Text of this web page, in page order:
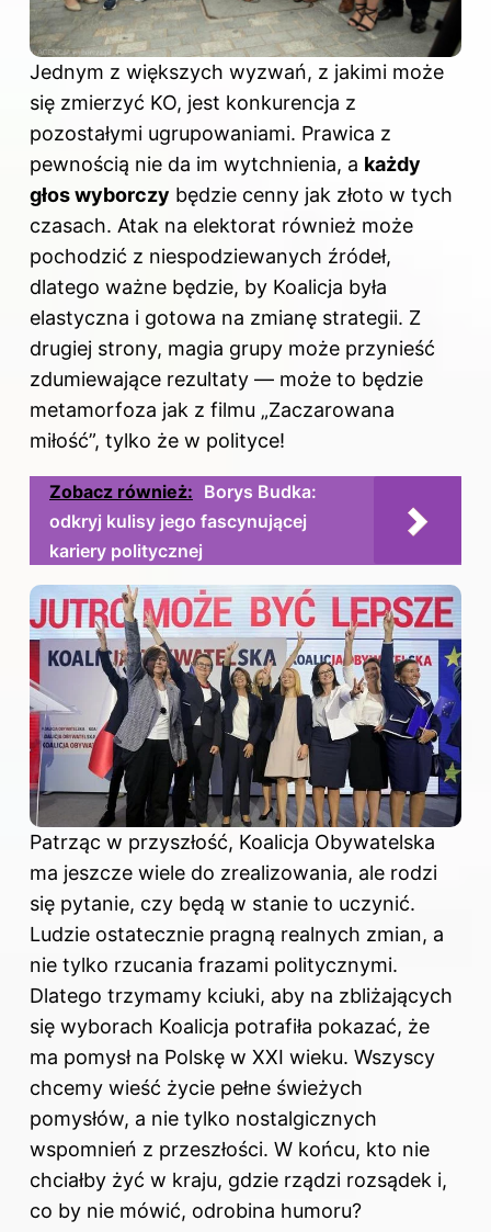
Jednym z większych wyzwań, z jakimi może
się zmierzyć KO, jest konkurencja z
pozostałymi ugrupowaniami. Prawica z
pewnością nie da im wytchnienia, a każdy
głos wyborczy będzie cenny jak złoto w tych
czasach. Atak na elektorat również może
pochodzić z niespodziewanych źródeł,
dlatego ważne będzie, by Koalicja była
elastyczna i gotowa na zmianę strategii. Z
drugiej strony, magia grupy może przynieść
zdumiewające rezultaty — może to będzie
metamorfoza jak z filmu „Zaczarowana
miłość”, tylko że w polityce!
Zobacz również: Borys Budka:
odkryj kulisy jego fascynującej
kariery politycznej
Patrząc w przyszłość, Koalicja Obywatelska
ma jeszcze wiele do zrealizowania, ale rodzi
się pytanie, czy będą w stanie to uczynić.
Ludzie ostatecznie pragną realnych zmian, a
nie tylko rzucania frazami politycznymi.
Dlatego trzymamy kciuki, aby na zbliżających
się wyborach Koalicja potrafiła pokazać, że
ma pomysł na Polskę w XXI wieku. Wszyscy
chcemy wieść życie pełne świeżych
pomysłów, a nie tylko nostalgicznych
wspomnień z przeszłości. W końcu, kto nie
chciałby żyć w kraju, gdzie rządzi rozsądek i,
co by nie mówić, odrobina humoru?